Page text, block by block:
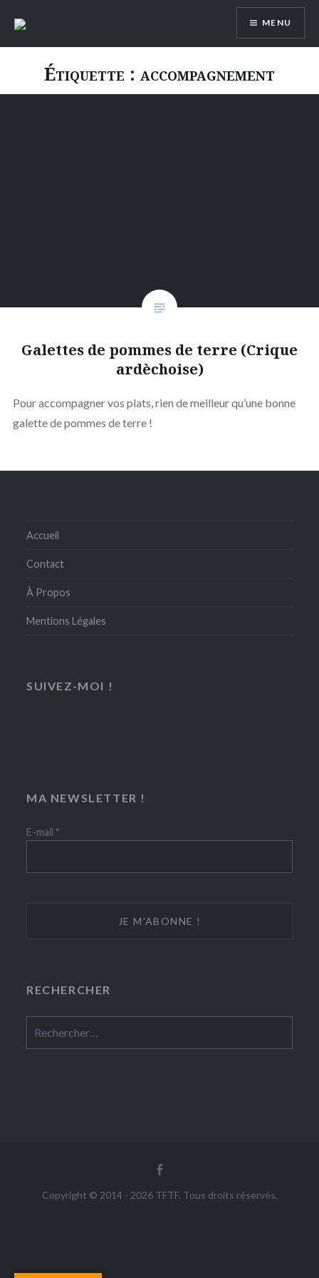
contenu
MENU
Étiquette : accompagnement
Galettes de pommes de terre (Crique
ardèchoise)
Pour accompagner vos plats, rien de meilleur qu’une bonne
galette de pommes de terre !
Accueil
Contact
À Propos
Mentions Légales
SUIVEZ-MOI !
MA NEWSLETTER !
E-mail*
RECHERCHER
Copyright © 2014 - 2026 TFTF. Tous droits réservés.